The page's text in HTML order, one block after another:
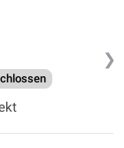
❯